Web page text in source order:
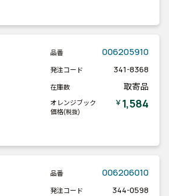
品番 006205910
発注コード 341-8368
在庫数 取寄品
オレンジブック
価格(税抜)
￥1,584
品番 006206010
発注コード 344-0598